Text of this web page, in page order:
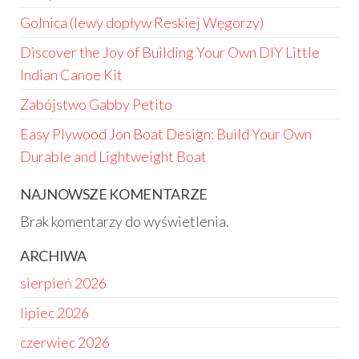
Golnica (lewy dopływ Reskiej Węgorzy)
Discover the Joy of Building Your Own DIY Little
Indian Canoe Kit
Zabójstwo Gabby Petito
Easy Plywood Jon Boat Design: Build Your Own
Durable and Lightweight Boat
NAJNOWSZE KOMENTARZE
Brak komentarzy do wyświetlenia.
ARCHIWA
sierpień 2026
lipiec 2026
czerwiec 2026